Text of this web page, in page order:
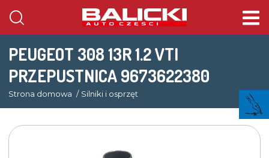
PEUGEOT 308 13R 1.2 VTI
PRZEPUSTNICA 9673622380
Strona domowa Silniki i osprzęt